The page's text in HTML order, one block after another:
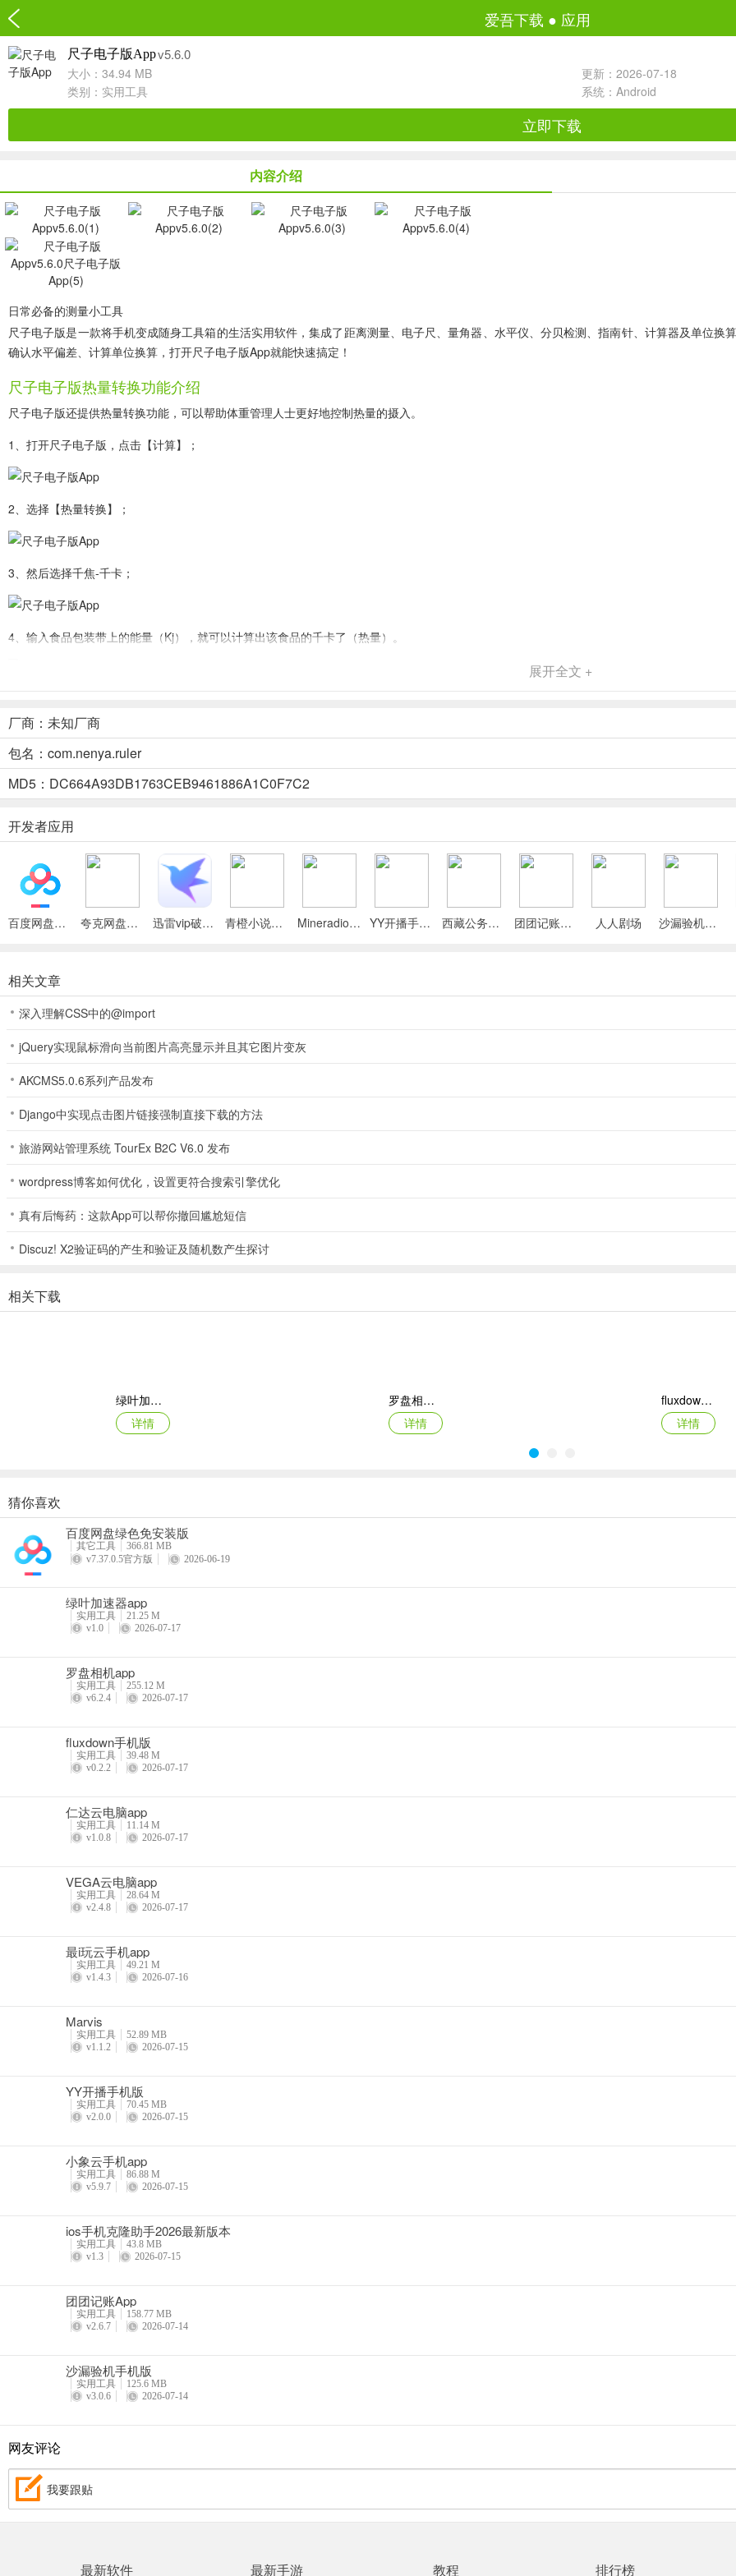
爱吾下载 ● 应用
尺子电子版Appv5.6.0
大小：34.94 MB
更新：2026-07-18
类别： 实用工具 系统：Android
立即下载
内容介绍
日常必备的测量小工具
尺子电子版是一款将手机变成随身工具箱的生活实用软件，集成了距离测量、电子尺、量角器、水平仪、分贝检测、指南针、计算器及单位
确认水平偏差、计算单位换算，打开尺子电子版App就能快速搞定！
尺子电子版热量转换功能介绍
尺子电子版还提供热量转换功能，可以帮助体重管理人士更好地控制热量的摄入。
1、打开尺子电子版，点击【计算】；
2、选择【热量转换】；
3、然后选择千焦-千卡；
4、输入食品包装带上的能量（Kj），就可以计算出该食品的千卡了（热量）。
▪ 距离测量
精准测量，没有误差
▪ 尺子
支持厘米和英寸，精准测量
手机相机量角器
▪ 水平仪
▪ 高清镜子
普通镜子，支持放大缩小
▪ 分贝仪
通过手机检测周围声音分贝
▪ 手电筒
一键开启手机灯光
▪ 指南针
精确校对指南针
▪ 计算
软件亮点
摄像头测量物体长度与角度，厘米英寸自由切换，水平仪贴墙即测偏差。
手电筒一键点亮，高清镜子支持缩放，单位换算覆盖面积、体积、重量、速度等常用维度。
4、即开即用
无需复杂设置，打开App就能测量、计算、校对方向，生活小难题随时解决。
展开全文 +
厂商：未知厂商
包名：com.nenya.ruler
MD5：DC664A93DB1763CEB9461886A1C0F7C2
开发者应用
百度网盘绿色免安装Pc电脑版 夸克网盘官方正式版 迅雷vip破解版永久会员2024版 青橙小说App Mineradio手机版 YY开播手机版 西藏公务出行app 团团记账App 人人剧场 沙漏验机手机版
相关文章
深入理解CSS中的@import
jQuery实现鼠标滑向当前图片高亮显示并且其它图片变灰
AKCMS5.0.6系列产品发布
Django中实现点击图片链接强制直接下载的方法
旅游网站管理系统 TourEx B2C V6.0 发布
wordpress博客如何优化，设置更符合搜索引擎优化
真有后悔药：这款App可以帮你撤回尴尬短信
Discuz! X2验证码的产生和验证及随机数产生探讨
相关下载
绿叶加速器app
详情
罗盘相机app
详情
fluxdown手机版
详情
VEGA云电脑app
详情
2026百度网盘手机客户端
最i玩云手机app
猜你喜欢
百度网盘绿色免安装版
其它工具
366.81 MB
v7.37.0.5官方版
2026-06-19
绿叶加速器app
实用工具
21.25 M
v1.0
2026-07-17
罗盘相机app
实用工具
255.12 M
v6.2.4
2026-07-17
fluxdown手机版
实用工具
39.48 M
v0.2.2
2026-07-17
仁达云电脑app
实用工具
11.14 M
v1.0.8
2026-07-17
VEGA云电脑app
实用工具
28.64 M
v2.4.8
2026-07-17
最i玩云手机app
实用工具
49.21 M
v1.4.3
2026-07-16
Marvis
实用工具
52.89 MB
v1.1.2
2026-07-15
YY开播手机版
实用工具
70.45 MB
v2.0.0
2026-07-15
小象云手机app
实用工具
86.88 M
v5.9.7
2026-07-15
ios手机克隆助手2026最新版本
实用工具
43.8 MB
v1.3
2026-07-15
团团记账App
实用工具
158.77 MB
v2.6.7
2026-07-14
沙漏验机手机版
实用工具
125.6 MB
v3.0.6
2026-07-14
网友评论
我要跟贴
最新软件 最新手游 教程 排行榜